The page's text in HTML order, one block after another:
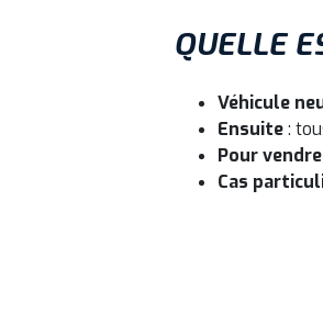
QUELLE
Véhicule
Ensuite:
Pour
Cas